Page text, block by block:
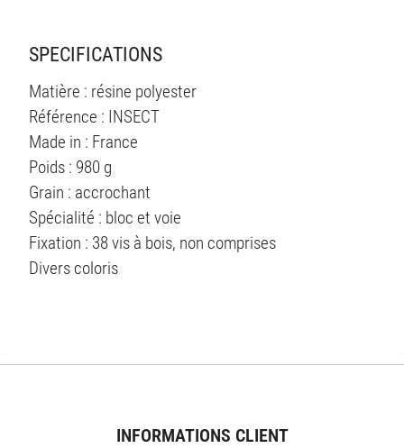
SPECIFICATIONS
Matière : résine polyester
Référence : INSECT
Made in : France
Poids : 980 g
Grain : accrochant
Spécialité : bloc et voie
Fixation : 38 vis à bois, non comprises
Divers coloris
INFORMATIONS CLIENT